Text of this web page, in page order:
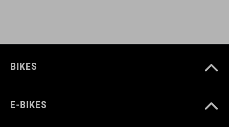
BIKES
E-BIKES